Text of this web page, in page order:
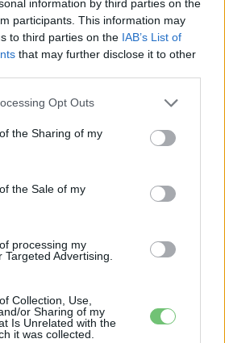
information by third parties on the
participants. This information may
to third parties on the IAB’s List of
that may further disclose it to other
Opt Outs
the Sharing of my
the Sale of my
processing my
Advertising.
Collection, Use,
or Sharing of my
Is Unrelated with the
it was collected.
t a Facebookon is, további
›
Mazda EZ-60